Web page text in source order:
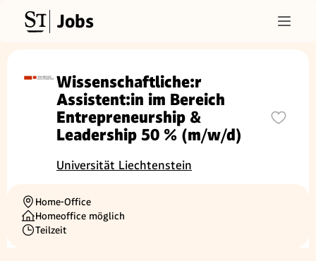
Jobs
Wissenschaftliche:r
Assistent:in im Bereich
Entrepreneurship &
Leadership 50 % (m/w/d)
Universität Liechtenstein
Ortschaft
Home-Office
Homeoffice möglich
Beschäftigungsart
Teilzeit